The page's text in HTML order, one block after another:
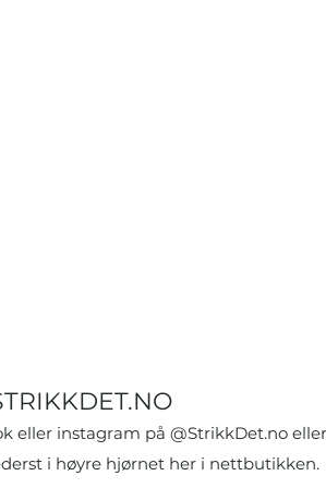
eller instagram på @StrikkDet.no
i høyre hjørnet her i nettbutikken.